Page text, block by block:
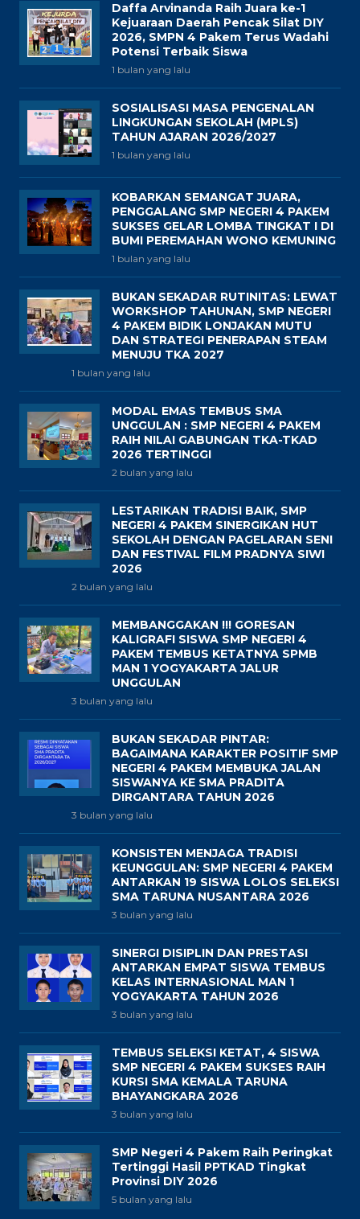
Daffa Arvinanda Raih Juara ke-1
Kejuaraan Daerah Pencak Silat DIY
2026, SMPN 4 Pakem Terus Wadahi
Potensi Terbaik Siswa
1 bulan yang lalu
SOSIALISASI MASA PENGENALAN
LINGKUNGAN SEKOLAH (MPLS)
TAHUN AJARAN 2026/2027
1 bulan yang lalu
KOBARKAN SEMANGAT JUARA,
PENGGALANG SMP NEGERI 4 PAKEM
SUKSES GELAR LOMBA TINGKAT I DI
BUMI PEREMAHAN WONO KEMUNING
1 bulan yang lalu
BUKAN SEKADAR RUTINITAS: LEWAT
WORKSHOP TAHUNAN, SMP NEGERI
4 PAKEM BIDIK LONJAKAN MUTU
DAN STRATEGI PENERAPAN STEAM
MENUJU TKA 2027
1 bulan yang lalu
MODAL EMAS TEMBUS SMA
UNGGULAN : SMP NEGERI 4 PAKEM
RAIH NILAI GABUNGAN TKA-TKAD
2026 TERTINGGI
2 bulan yang lalu
LESTARIKAN TRADISI BAIK, SMP
NEGERI 4 PAKEM SINERGIKAN HUT
SEKOLAH DENGAN PAGELARAN SENI
DAN FESTIVAL FILM PRADNYA SIWI
2026
2 bulan yang lalu
MEMBANGGAKAN !!! GORESAN
KALIGRAFI SISWA SMP NEGERI 4
PAKEM TEMBUS KETATNYA SPMB
MAN 1 YOGYAKARTA JALUR
UNGGULAN
3 bulan yang lalu
BUKAN SEKADAR PINTAR:
BAGAIMANA KARAKTER POSITIF SMP
NEGERI 4 PAKEM MEMBUKA JALAN
SISWANYA KE SMA PRADITA
DIRGANTARA TAHUN 2026
3 bulan yang lalu
KONSISTEN MENJAGA TRADISI
KEUNGGULAN: SMP NEGERI 4 PAKEM
ANTARKAN 19 SISWA LOLOS SELEKSI
SMA TARUNA NUSANTARA 2026
3 bulan yang lalu
SINERGI DISIPLIN DAN PRESTASI
ANTARKAN EMPAT SISWA TEMBUS
KELAS INTERNASIONAL MAN 1
YOGYAKARTA TAHUN 2026
3 bulan yang lalu
TEMBUS SELEKSI KETAT, 4 SISWA
SMP NEGERI 4 PAKEM SUKSES RAIH
KURSI SMA KEMALA TARUNA
BHAYANGKARA 2026
3 bulan yang lalu
SMP Negeri 4 Pakem Raih Peringkat
Tertinggi Hasil PPTKAD Tingkat
Provinsi DIY 2026
5 bulan yang lalu